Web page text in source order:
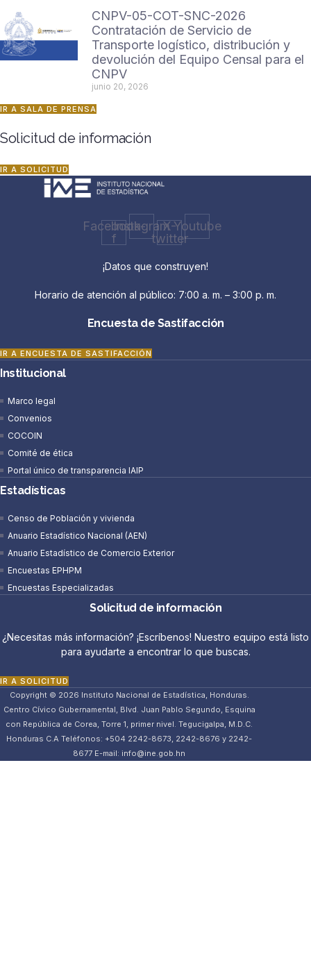
CNPV-05-COT-SNC-2026
Contratación de Servicio de
Transporte logístico, distribución y
devolución del Equipo Censal para el
CNPV
junio 20, 2026
IR A SALA DE PRENSA
Solicitud de información
IR A SOLICITUD
Facebook-
f
InstagramX-
twitter
Youtube
¡Datos que construyen!
Horario de atención al público: 7:00 a. m. – 3:00 p. m.
Encuesta de Sastifacción
IR A ENCUESTA DE SASTIFACCIÓN
Institucional
Marco legal
Convenios
COCOIN
Comité de ética
Portal único de transparencia IAIP
Estadísticas
Censo de Población y vivienda
Anuario Estadístico Nacional (AEN)​
Anuario Estadístico de Comercio Exterior
Encuestas EPHPM
Encuestas Especializadas
Solicitud de información
¿Necesitas más información? ¡Escríbenos! Nuestro equipo está listo
para ayudarte a encontrar lo que buscas.
IR A SOLICITUD
Copyright © 2026 Instituto Nacional de Estadística, Honduras.
Centro Cívico Gubernamental, Blvd. Juan Pablo Segundo, Esquina
con República de Corea, Torre 1, primer nivel. Tegucigalpa, M.D.C.
Honduras C.A Teléfonos: +504 2242-8673, 2242-8676 y 2242-
8677 E-mail: info@ine.gob.hn